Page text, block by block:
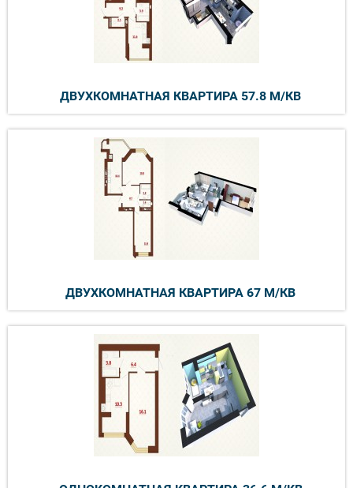
ДВУХКОМНАТНАЯ КВАРТИРА 57.8 М/КВ
ДВУХКОМНАТНАЯ КВАРТИРА 67 М/КВ